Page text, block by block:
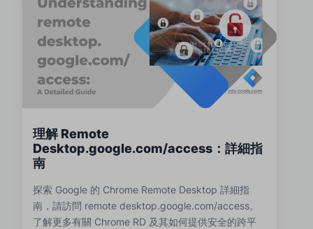
理解 Remote
Desktop.google.com/access：詳細指
南
探索 Google 的 Chrome Remote Desktop 詳細指
南，請訪問 remote desktop.google.com/access。
了解更多有關 Chrome RD 及其如何提供安全的跨平